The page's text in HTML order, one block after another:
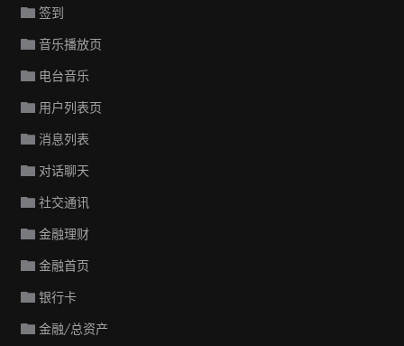
签到
音乐播放页
电台音乐
用户列表页
消息列表
对话聊天
社交通讯
金融理财
金融首页
银行卡
金融/总资产